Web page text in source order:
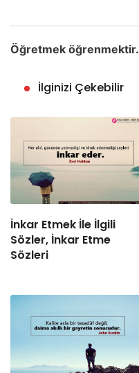
Öğretmek öğrenmektir.
İlginizi Çekebilir
İnkar Etmek İle İlgili
Sözler, İnkar Etme
Sözleri